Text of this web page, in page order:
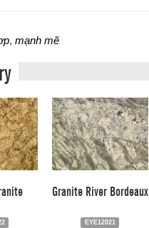
, mạnh mẽ
Granite River Bordeaux
EYE12021